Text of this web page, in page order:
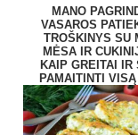
MANO
VASAROS
TROŠKINYS SU
MĖSA IR
KAIP GREITAI IR
PAMAITINTI